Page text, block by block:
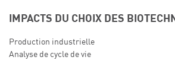
IMPACTS DU CHOIX DES
Production industrielle
Analyse de cycle de vie